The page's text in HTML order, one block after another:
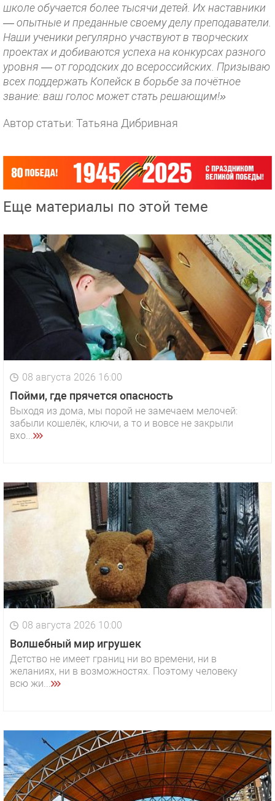
школе обучается более тысячи детей. Их наставники
— опытные и преданные своему делу преподаватели.
Наши ученики регулярно участвуют в творческих
проектах и добиваются успеха на конкурсах разного
уровня — от городских до всероссийских. Призываю
всех поддержать Копейск в борьбе за почётное
звание: ваш голос может стать решающим!»
Автор статьи: Татьяна Дибривная
Еще материалы по этой теме
08 августа 2026 16:00
Пойми, где прячется опасность
Выходя из дома, мы порой не замечаем мелочей:
забыли кошелёк, ключи, а то и вовсе не закрыли
вхо...
08 августа 2026 10:00
Волшебный мир игрушек
Детство не имеет границ ни во времени, ни в
желаниях, ни в возможностях. Поэтому человеку
всю жи...